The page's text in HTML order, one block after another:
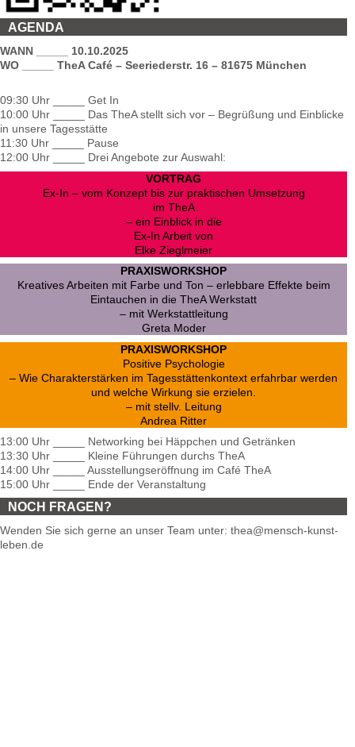
AGENDA
WANN _____ 10.10.2025
WO _____ TheA Café – Seeriederstr. 16 – 81675 München
09:30 Uhr _____ Get In
10:00 Uhr _____ Das TheA stellt sich vor – Begrüßung und Einblicke
in unsere Tagesstätte
11:30 Uhr _____ Pause
12:00 Uhr _____ Drei Angebote zur Auswahl:
VORTRAG
Ex-In – vom Konzept bis zur praktischen Umsetzung
im TheA
– ein Einblick in die
Ex-In Arbeit von
Elke Zieglmeier
PRAXISWORKSHOP
Kreatives Arbeiten mit Farbe und Ton – erlebbare Effekte beim
Eintauchen in die TheA Werkstatt
– mit Werkstattleitung
Greta Moder
PRAXISWORKSHOP
Positive Psychologie
– Wie Charakterstärken im Tagesstättenkontext erfahrbar werden
und welche Wirkung sie erzielen.
– mit stellv. Leitung
Andrea Ritter
13:00 Uhr _____ Networking bei Häppchen und Getränken
13:30 Uhr _____ Kleine Führungen durchs TheA
14:00 Uhr _____ Ausstellungseröffnung im Café TheA
15:00 Uhr _____ Ende der Veranstaltung
NOCH FRAGEN?
Wenden Sie sich gerne an unser Team unter: thea@mensch-kunst-
leben.de